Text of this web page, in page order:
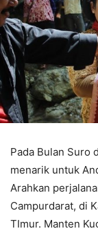
Pada Bulan Suro
menarik untuk
Arahkan
Campurdarat, di
TImur. Manten